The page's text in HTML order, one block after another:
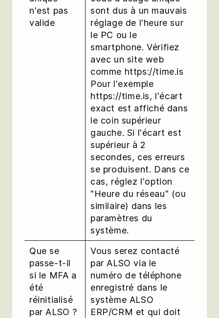
n'est pas
valide
sont dus à un mauvais
réglage de l'heure sur
le PC ou le
smartphone. Vérifiez
avec un site web
comme https://time.is
Pour l'exemple
https://time.is, l'écart
exact est affiché dans
le coin supérieur
gauche. Si l'écart est
supérieur à 2
secondes, ces erreurs
se produisent. Dans ce
cas, réglez l'option
"Heure du réseau" (ou
similaire) dans les
paramètres du
système.
Que se
passe-t-il
si le MFA a
été
réinitialisé
par ALSO ?
Vous serez contacté
par ALSO via le
numéro de téléphone
enregistré dans le
système ALSO
ERP/CRM et qui doit